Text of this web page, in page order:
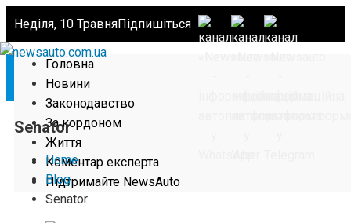
Неділя, 10 ТравняПідпишіться
Головна
Новини
Законодавство
За кордоном
Життя
Коментар експерта
Підтримайте NewsAuto
Senator
Home
Blog
Senator